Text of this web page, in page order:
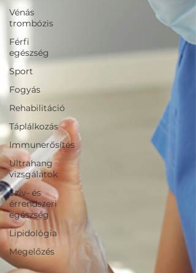
Vénás
trombózis
Férfi
egészség
Sport
Fogyás
Rehabilitáció
Táplálkozás
Immunerősítés
Ultrahang
vizsgálatok
Szív- és
érrendszeri
egészség
Lipidológia
Megelőzés